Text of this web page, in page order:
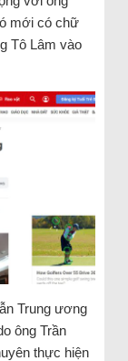
mới có chữ
Tô Lâm vào
Trung ương
ông Trần
thực hiện